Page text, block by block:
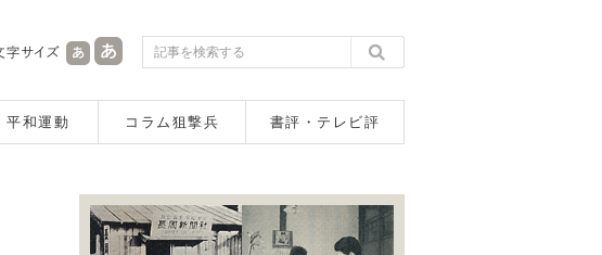
平和運動 コラム狙撃兵 書評・テレビ評